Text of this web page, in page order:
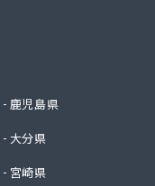
鹿児島県
大分県
宮崎県